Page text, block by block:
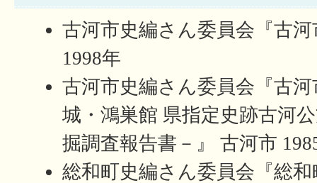
古河市史編さん委員会『古
1998年
古河市史編さん委員会『古
城・鴻巣館 県指定史跡古河
掘調査報告書－』 古河市
総和町史編さん委員会『総